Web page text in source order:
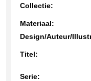
Collectie:
Materiaal:
Design/Auteur/
Titel:
Serie: